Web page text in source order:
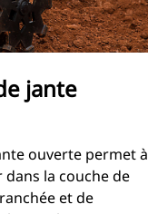
jante
ouverte permet à
la couche de
et de